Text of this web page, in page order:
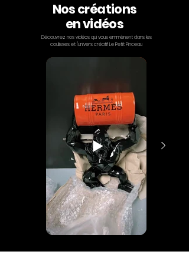
Nos créations
en vidéos
Découvrez nos vidéos qui vous emmènent dans les
coulisses et l'univers créatif Le Petit Pinceau